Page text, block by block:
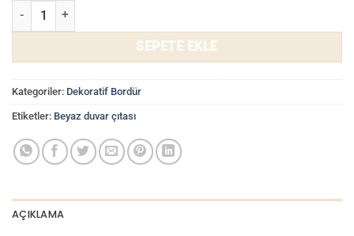
8cm Boyanabilir Beyaz Duvar Bordürü AB-8050 adet
SEPETE EKLE
Kategoriler: Dekoratif Bordür
Etiketler: Beyaz duvar çıtası
AÇIKLAMA